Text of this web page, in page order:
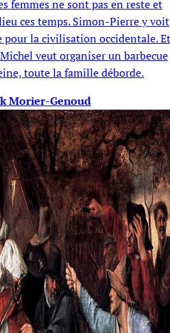
femmes ne sont pas en reste et
ces temps. Simon-Pierre y voit
pour la civilisation occidentale. Et
veut organiser un barbecue
toute la famille déborde.
Morier-Genoud